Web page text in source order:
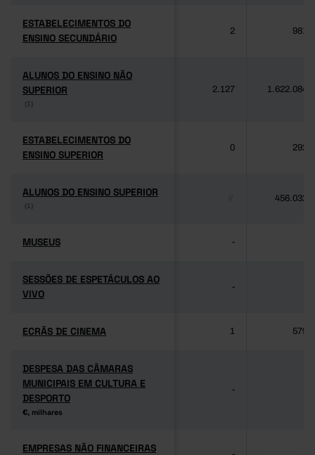
ESTABELECIMENTOS DO
ENSINO SECUNDÁRIO
ESTABELECIMENTOS DO
ENSINO SECUNDÁRIO
2 981
ALUNOS DO ENSINO NÃO
SUPERIOR
(1)
ALUNOS DO ENSINO NÃO
SUPERIOR
(1)
2.127 1.622.084
ESTABELECIMENTOS DO
ENSINO SUPERIOR
ESTABELECIMENTOS DO
ENSINO SUPERIOR
0 292
ALUNOS DO ENSINO SUPERIOR
(1)
ALUNOS DO ENSINO SUPERIOR
(1)
456.032
MUSEUS
MUSEUS -
SESSÕES DE ESPETÁCULOS AO
VIVO
SESSÕES DE ESPETÁCULOS AO
VIVO
-
ECRÃS DE CINEMA
ECRÃS DE CINEMA 1 579
DESPESA DAS CÂMARAS
MUNICIPAIS EM CULTURA E
DESPORTO
€, milhares
DESPESA DAS CÂMARAS
MUNICIPAIS EM CULTURA E
DESPORTO
€, milhares
-
EMPRESAS NÃO FINANCEIRAS
EMPRESAS NÃO FINANCEIRAS